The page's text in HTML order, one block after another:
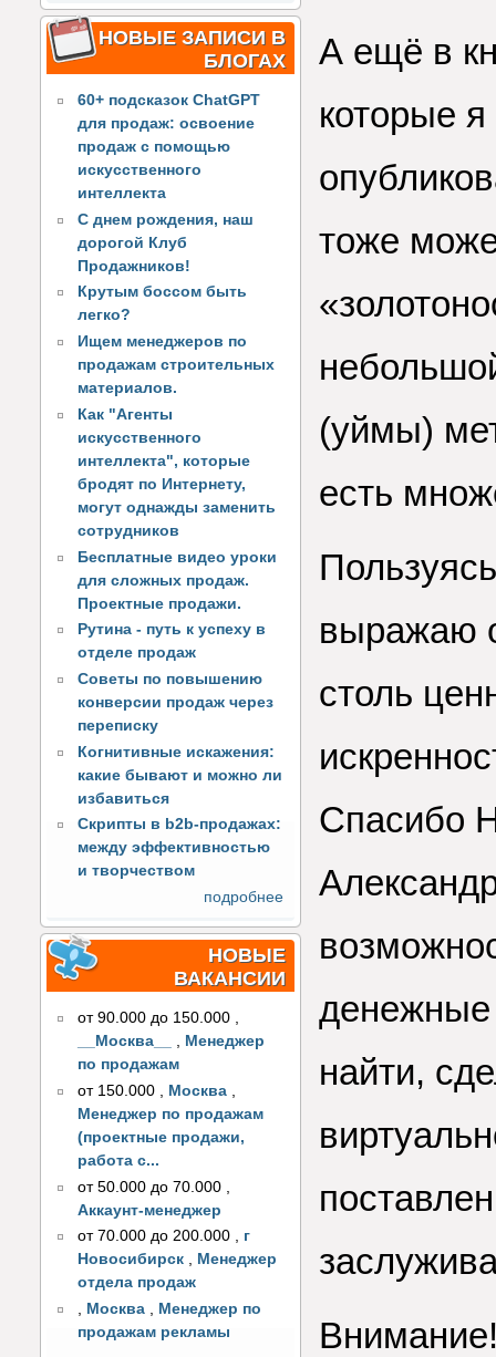
НОВЫЕ ЗАПИСИ В
БЛОГАХ
60+ подсказок ChatGPT
для продаж: освоение
продаж с помощью
искусственного
интеллекта
С днем рождения, наш
дорогой Клуб
Продажников!
Крутым боссом быть
легко?
Ищем менеджеров по
продажам строительных
материалов.
Как "Агенты
искусственного
интеллекта", которые
бродят по Интернету,
могут однажды заменить
сотрудников
Бесплатные видео уроки
для сложных продаж.
Проектные продажи.
Рутина - путь к успеху в
отделе продаж
Советы по повышению
конверсии продаж через
переписку
Когнитивные искажения:
какие бывают и можно ли
избавиться
Скрипты в b2b-продажах:
между эффективностью
и творчеством
подробнее
НОВЫЕ
ВАКАНСИИ
от 90.000 до 150.000 ,
__Москва__
, Менеджер
по продажам
от 150.000
Москва
Менеджер по продажам
(проектные продажи,
работа с...
от 50.000 до 70.000
Аккаунт-менеджер
от 70.000 до 200.000 , г
Новосибирск , Менеджер
отдела продаж
, Москва , Менеджер по
продажам рекламы
А ещё в
которые
тоже
(уймы)
есть
выражаю
столь
Спасибо
денежные
найти,